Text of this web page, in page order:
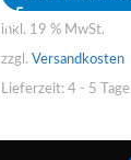
inkl. 19 % MwSt.
zzgl. Versandkosten
Lieferzeit:4 - 5 Tage